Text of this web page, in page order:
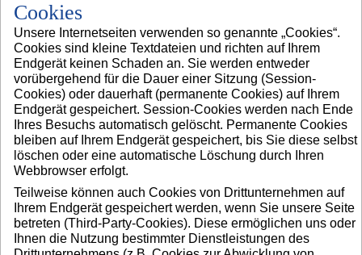
Cookies
Unsere Internetseiten verwenden so genannte „Cookies“.
Cookies sind kleine Textdateien und richten auf Ihrem
Endgerät keinen Schaden an. Sie werden entweder
vorübergehend für die Dauer einer Sitzung (Session-
Cookies) oder dauerhaft (permanente Cookies) auf Ihrem
Endgerät gespeichert. Session-Cookies werden nach Ende
Ihres Besuchs automatisch gelöscht. Permanente Cookies
bleiben auf Ihrem Endgerät gespeichert, bis Sie diese selbst
löschen oder eine automatische Löschung durch Ihren
Webbrowser erfolgt.
Teilweise können auch Cookies von Drittunternehmen auf
Ihrem Endgerät gespeichert werden, wenn Sie unsere Seite
betreten (Third-Party-Cookies). Diese ermöglichen uns oder
Ihnen die Nutzung bestimmter Dienstleistungen des